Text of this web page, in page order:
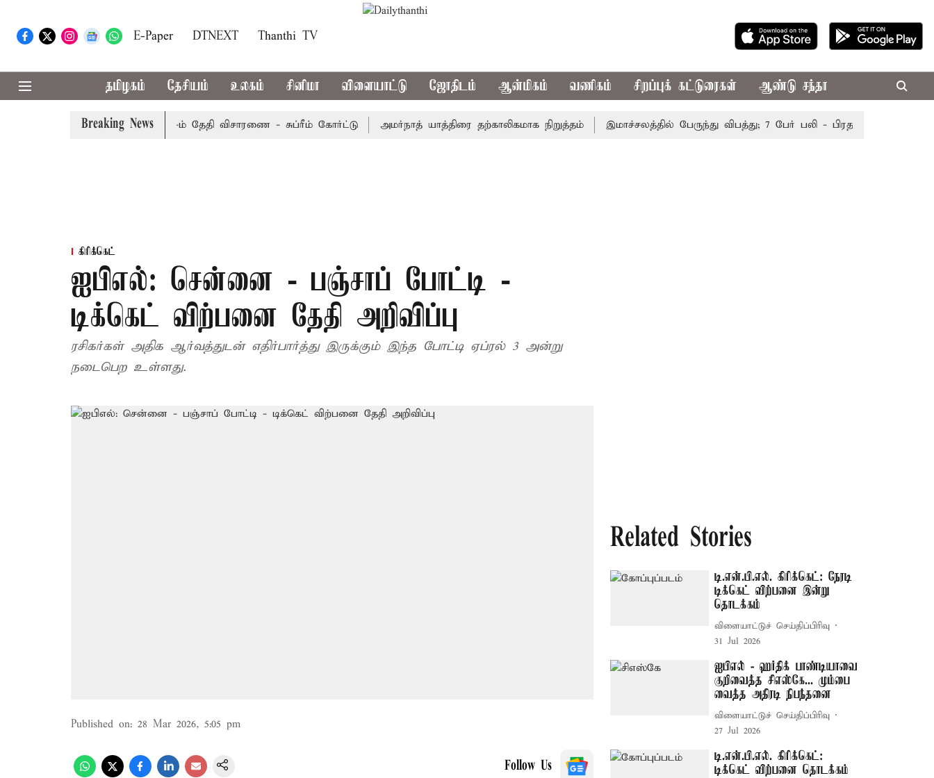
E-Paper DTNEXT Thanthi TV
தமிழகம் தேசியம் உலகம் சினிமா விளையாட்டு ஜோதிடம் ஆன்மிகம் வணிகம் சிறப்புக் கட்டுரைகள் ஆண்டு சந்தா
Breaking News
மனு வரும் 14-ம் தேதி விசாரணை - சுப்ரீம் கோர்ட்டு அமர்நாத் யாத்திரை தற்காலிகமாக நிறுத்தம் இமாச்சலத்தில் பேருந்து விபத்து; 7 பேர் பலி - பிரதமர் மோடி இரங்கல்
கிரிக்கெட்
ஐபிஎல்: சென்னை - பஞ்சாப் போட்டி -
டிக்கெட் விற்பனை தேதி அறிவிப்பு
ரசிகர்கள் அதிக ஆர்வத்துடன் எதிர்பார்த்து இருக்கும் இந்த போட்டி ஏப்ரல் 3 அன்று
நடைபெற உள்ளது.
Published on: 28 Mar 2026, 5:05 pm
Follow Us
Related Stories
டி.என்.பி.எல். கிரிக்கெட்: நேரடி
டிக்கெட் விற்பனை இன்று
தொடக்கம்
விளையாட்டுச் செய்திப்பிரிவு
31 Jul 2026
ஐபிஎல் - ஹர்திக் பாண்டியாவை
குறிவைத்த சிஎஸ்கே... மும்பை
வைத்த அதிரடி நிபந்தனை
விளையாட்டுச் செய்திப்பிரிவு
27 Jul 2026
டி.என்.பி.எல். கிரிக்கெட்:
டிக்கெட் விற்பனை தொடக்கம்